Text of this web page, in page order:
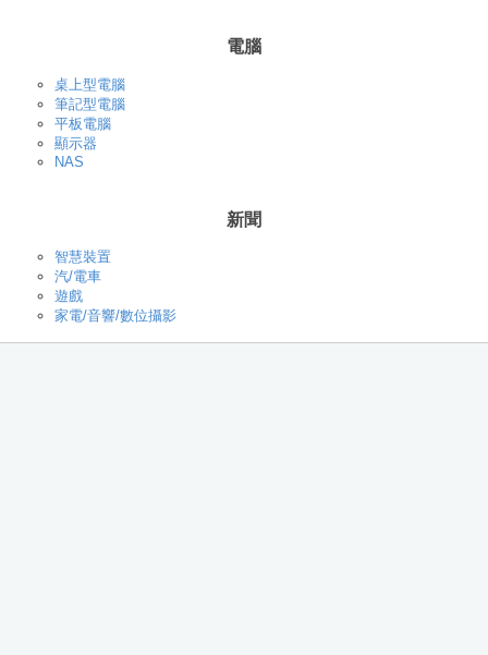
電腦
桌上型電腦
筆記型電腦
平板電腦
顯示器
NAS
新聞
智慧裝置
汽/電車
遊戲
家電/音響/數位攝影